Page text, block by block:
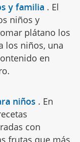
y familia . El
niños y
plátano los
los niños, una
en
niños . En
con
frutas que más